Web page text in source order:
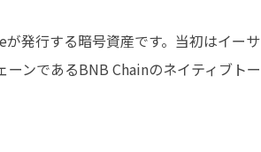
発行する暗号資産です。当初はイーサ
ンであるBNB Chainのネイティブトー